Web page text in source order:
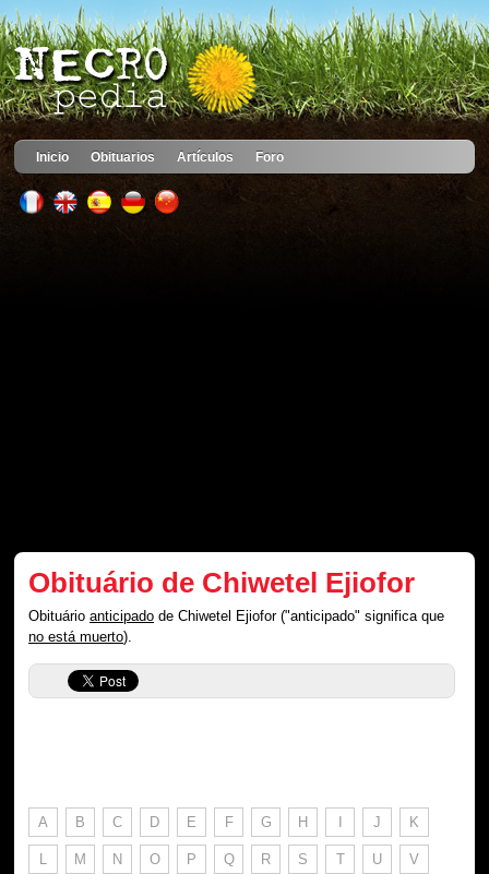
Inicio Obituarios Artículos Foro
Obituário de Chiwetel Ejiofor
Obituárioanticipado de Chiwetel Ejiofor ("anticipado" significa que
no está muerto).
A B C D E F G H I J K
L M N O P Q R S T U V